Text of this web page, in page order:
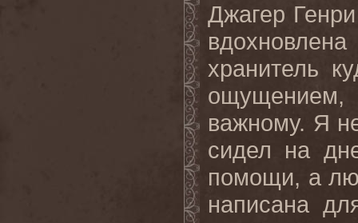
Джагер
хранитель
ощущением,
важному. Я
сидел на
помощи, а
написана